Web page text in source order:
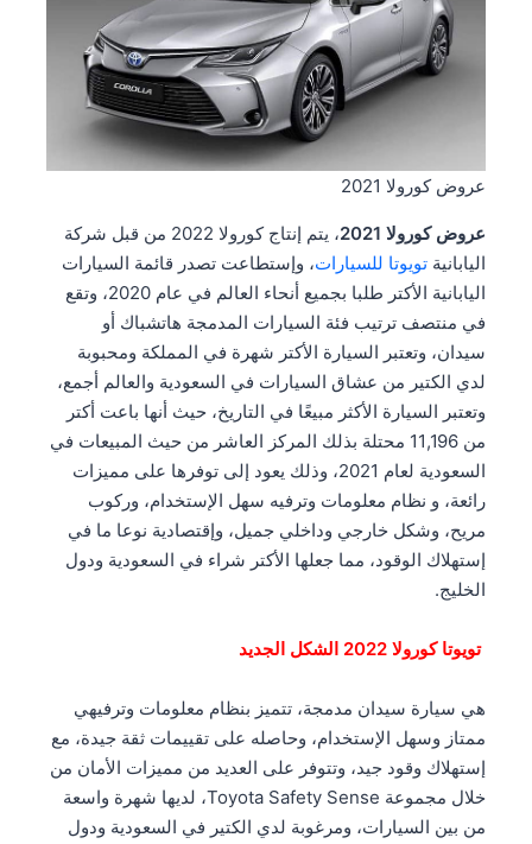
عروض كورولا 2021
عروض كورولا 2021
، يتم إنتاج كورولا 2022 من قبل شركة
اليابانية تويوتا للسيارات، وإستطاعت تصدر قائمة السيارات
اليابانية الأكتر طلبا بجميع أنحاء العالم في عام 2020، وتقع
في منتصف ترتيب فئة السيارات المدمجة هاتشباك أو
سيدان، وتعتبر السيارة الأكتر شهرة في المملكة ومحبوبة
لدي الكتير من عشاق السيارات في السعودية والعالم أجمع،
وتعتبر السيارة الأكثر مبيعًا في التاريخ، حيث أنها باعت أكتر
من 11,196 محتلة بذلك المركز العاشر من حيث المبيعات في
السعودية لعام 2021، وذلك يعود إلى توفرها على مميزات
رائعة، و نظام معلومات وترفيه سهل الإستخدام، وركوب
مريح، وشكل خارجي وداخلي جميل، وإقتصادية نوعا ما في
إستهلاك الوقود، مما جعلها الأكتر شراء في السعودية ودول
الخليج.
تويوتا كورولا 2022 الشكل الجديد
هي سيارة سيدان مدمجة، تتميز بنظام معلومات وترفيهي
ممتاز وسهل الإستخدام، وحاصله على تقييمات ثقة جيدة، مع
إستهلاك وقود جيد، وتتوفر على العديد من مميزات الأمان من
خلال مجموعة Toyota Safety Sense، لديها شهرة واسعة
من بين السيارات، ومرغوبة لدي الكتير في السعودية ودول